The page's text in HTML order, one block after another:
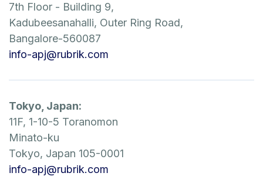
7th Floor - Building 9,
Kadubeesanahalli, Outer Ring Road,
Bangalore-560087
info-apj@rubrik.com
Tokyo, Japan:
11F, 1-10-5 Toranomon
Minato-ku
Tokyo, Japan 105-0001
info-apj@rubrik.com